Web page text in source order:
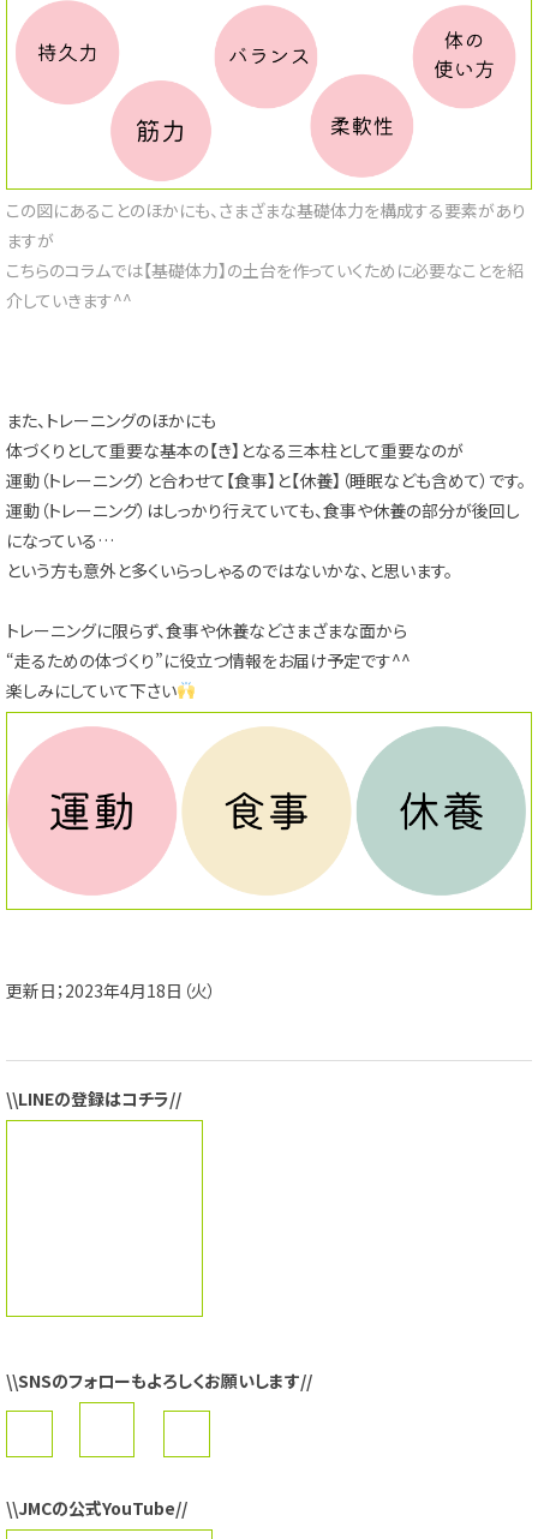
この図にあることのほかにも、さまざまな基礎体力を構成する要素があり
ますが
こちらのコラムでは【基礎体力】の土台を作っていくために必要なことを紹
介していきます^^
また、トレーニングのほかにも
体づくりとして重要な基本の【き】となる三本柱として重要なのが
運動（トレーニング）と合わせて【食事】と【休養】（睡眠なども含めて）です。
運動（トレーニング）はしっかり行えていても、食事や休養の部分が後回し
になっている…
という方も意外と多くいらっしゃるのではないかな、と思います。
トレーニングに限らず、食事や休養などさまざまな面から
“走るための体づくり”に役立つ情報をお届け予定です^^
楽しみにしていて下さい
更新日；2023年4月18日（火）
\\LINEの登録はコチラ//
\\SNSのフォローもよろしくお願いします//
\\JMCの公式YouTube//